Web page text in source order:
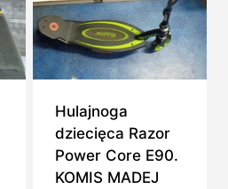
Hulajnoga
dziecięca Razor
Power Core E90.
KOMIS MADEJ